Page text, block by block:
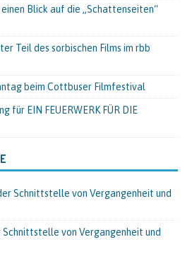
Blick auf die „Schattenseiten“
Teil des sorbischen Films im rbb
beim Cottbuser Filmfestival
für EIN FEUERWERK FÜR DIE
Schnittstelle von Vergangenheit und
Schnittstelle von Vergangenheit und